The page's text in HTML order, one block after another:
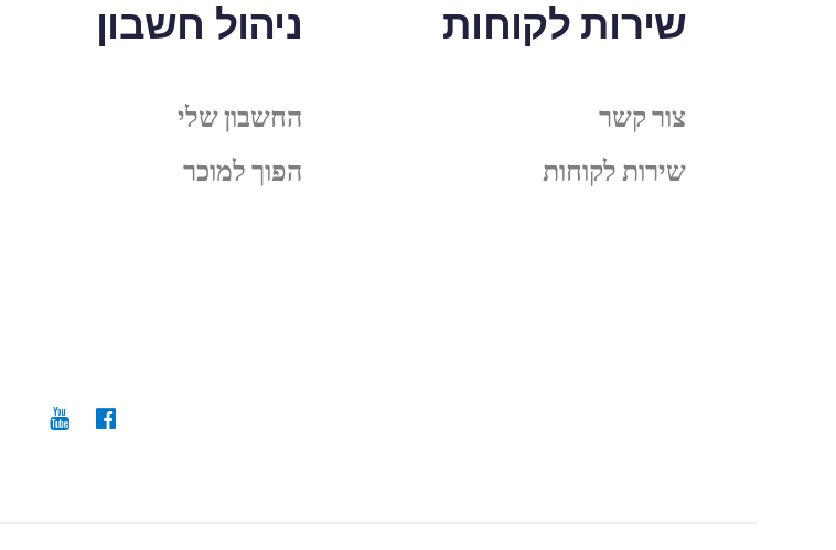
שירות לקוחות
צור קשר
שירות לקוחות
ניהול חשבון
החשבון שלי
הפוך למוכר